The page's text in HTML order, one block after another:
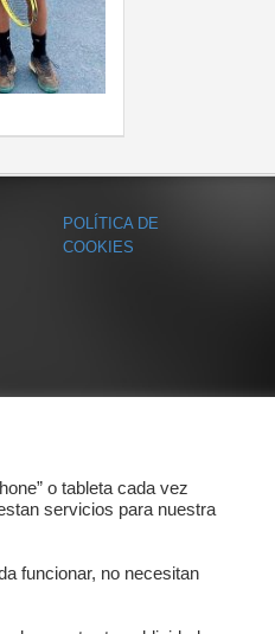
POLÍTICA DE
COOKIES
o tableta cada vez
servicios para nuestra
funcionar, no necesitan